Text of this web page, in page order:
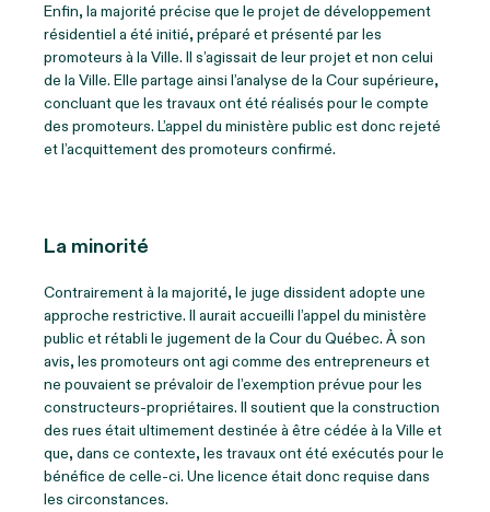
Enfin, la majorité précise que le projet de développement
résidentiel a été initié, préparé et présenté par les
promoteurs à la Ville. Il s’agissait de leur projet et non celui
de la Ville. Elle partage ainsi l’analyse de la Cour supérieure,
concluant que les travaux ont été réalisés pour le compte
des promoteurs. L’appel du ministère public est donc rejeté
et l’acquittement des promoteurs confirmé.
La minorité
Contrairement à la majorité, le juge dissident adopte une
approche restrictive. Il aurait accueilli l’appel du ministère
public et rétabli le jugement de la Cour du Québec. À son
avis, les promoteurs ont agi comme des entrepreneurs et
ne pouvaient se prévaloir de l’exemption prévue pour les
constructeurs-propriétaires. Il soutient que la construction
des rues était ultimement destinée à être cédée à la Ville et
que, dans ce contexte, les travaux ont été exécutés pour le
bénéfice de celle-ci. Une licence était donc requise dans
les circonstances.